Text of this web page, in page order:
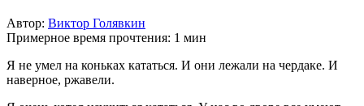
Автор: Виктор Голявкин
Примерное время прочтения: 1 мин
Я не умел на коньках кататься. И они лежали на чердаке. И
наверное, ржавели.